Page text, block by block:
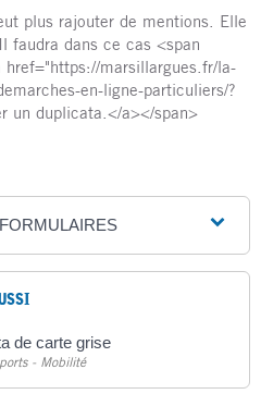
plus rajouter de mentions. Elle
faudra dans ce cas <span
href="https://marsillargues.fr/la-
en-ligne-particuliers/?
un duplicata.</a></span>
de carte grise
- Mobilité